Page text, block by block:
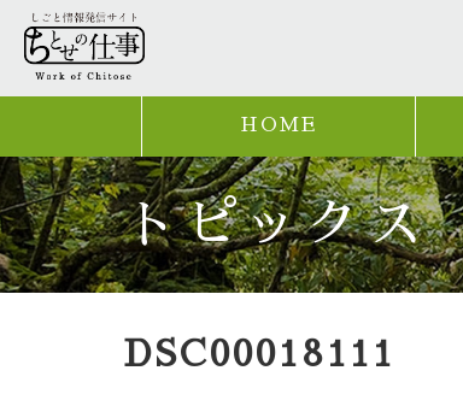
HOME
トピックス
DSC00018111